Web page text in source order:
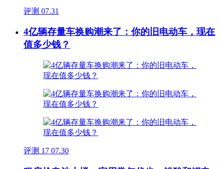
评测 07.31
4亿辆存量车换购潮来了：你的旧电动车，现在
值多少钱？
评测 17 07.30